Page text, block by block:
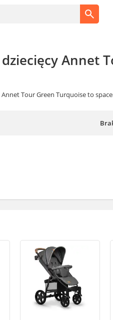
dziecięcy Annet
Tour Green Turquoise to